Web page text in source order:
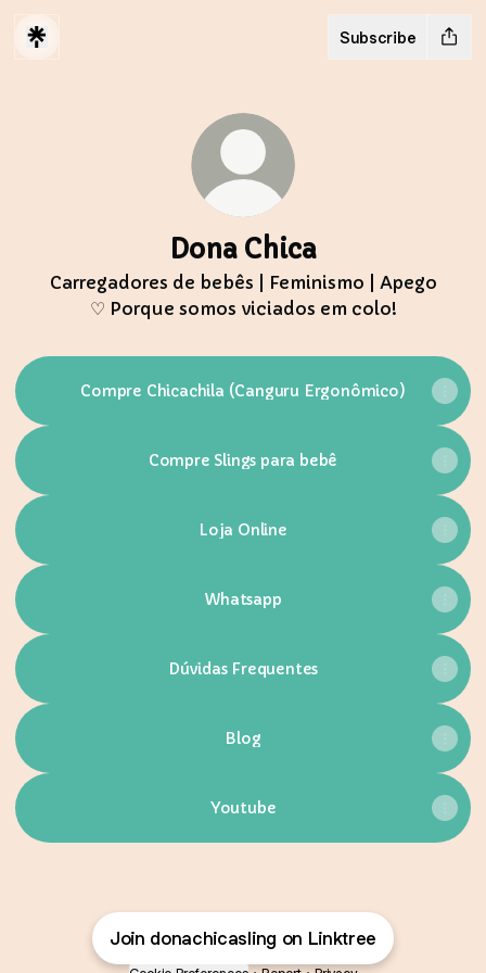
Subscribe
Dona Chica
Carregadores de bebês | Feminismo | Apego
♡ Porque somos viciados em colo!
Compre Chicachila (Canguru Ergonômico)
Compre Slings para bebê
Loja Online
Whatsapp
Dúvidas Frequentes
Blog
Youtube
Join donachicasling on Linktree